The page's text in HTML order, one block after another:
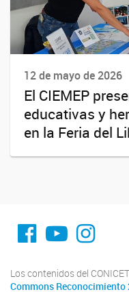
12 de mayo de 2026
El CIEMEP
educativas y
en la Feria del
fa-facebook
YouTube
Los contenidos del
Commons